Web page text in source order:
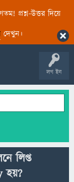
প্রশ্ন-উত্তর দিয়ে
দেখুন।
লগ ইন
লিপ্ত
হয়?